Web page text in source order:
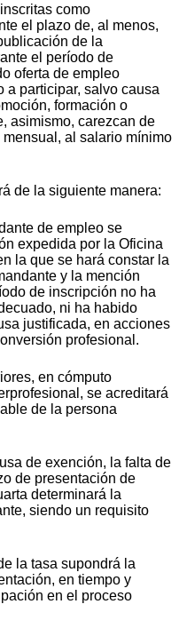
como
el plazo de, al menos,
de la
el período de
oferta de empleo
a participar, salvo causa
formación o
asimismo, carezcan de
al salario mínimo
de la siguiente manera:
de empleo se
expedida por la Oficina
la que se hará constar la
y la mención
de inscripción no ha
ni ha habido
justificada, en acciones
profesional.
en cómputo
se acreditará
de la persona
de exención, la falta de
de presentación de
determinará la
siendo un requisito
la tasa supondrá la
en tiempo y
en el proceso